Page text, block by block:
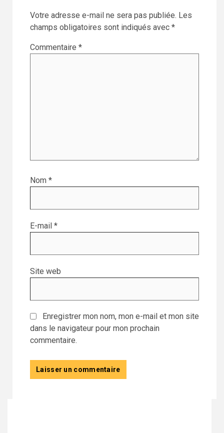
Votre adresse e-mail ne sera pas publiée. Les
champs obligatoires sont indiqués avec *
Commentaire *
Nom *
E-mail *
Site web
Enregistrer mon nom, mon e-mail et mon site
dans le navigateur pour mon prochain
commentaire.